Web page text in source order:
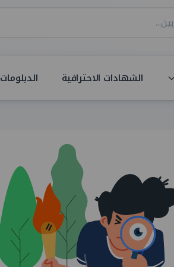
الشهادات الاحترافية الدبلومات